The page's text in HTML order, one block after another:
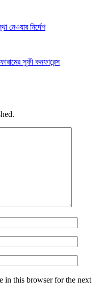
নেওয়ার নির্দেশ
সুফী কনফারেন্স
in this browser for the next